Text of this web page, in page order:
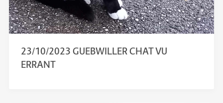
23/10/2023 GUEBWILLER CHAT VU
ERRANT